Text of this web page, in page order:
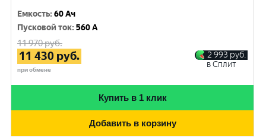
Емкость:60 Ач
Пусковой ток:560 A
11 970руб.
11 430 руб.
при обмене
2 993 руб.
в Сплит
Купить в 1 клик
Добавить в корзину